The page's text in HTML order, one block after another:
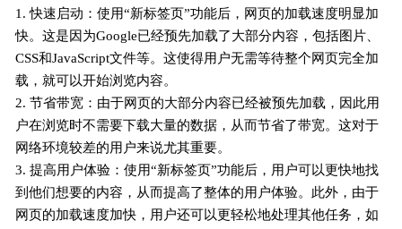
1. 快速启动：使用“新标签页”功能后，网页的加载速度明显加
快。这是因为Google已经预先加载了大部分内容，包括图片、
CSS和JavaScript文件等。这使得用户无需等待整个网页完全加
载，就可以开始浏览内容。
2. 节省带宽：由于网页的大部分内容已经被预先加载，因此用
户在浏览时不需要下载大量的数据，从而节省了带宽。这对于
网络环境较差的用户来说尤其重要。
3. 提高用户体验：使用“新标签页”功能后，用户可以更快地找
到他们想要的内容，从而提高了整体的用户体验。此外，由于
网页的加载速度加快，用户还可以更轻松地处理其他任务，如